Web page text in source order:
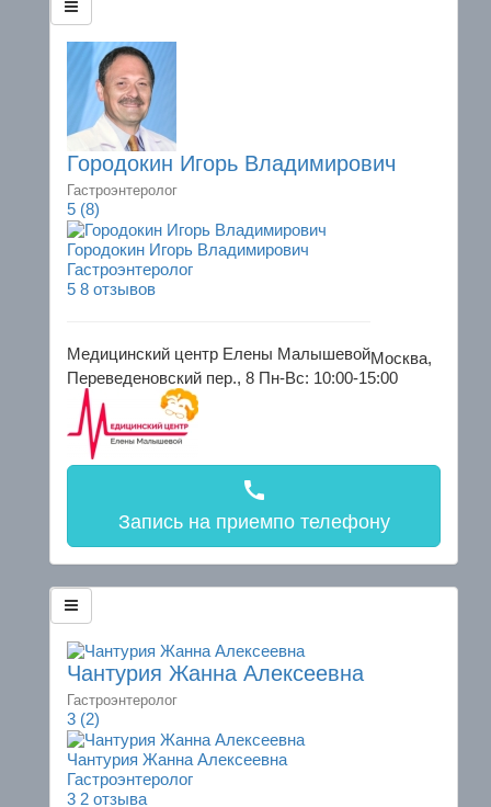
Городокин Игорь Владимирович
Гастроэнтеролог
5 (8)
Городокин Игорь Владимирович
Гастроэнтеролог
5 8 отзывов
Медицинский центр Елены МалышевойМосква,
Переведеновский пер., 8 Пн-Вс: 10:00-15:00
call
Запись на приемпо телефону
Чантурия Жанна Алексеевна
Гастроэнтеролог
3 (2)
Чантурия Жанна Алексеевна
Гастроэнтеролог
3 2 отзыва